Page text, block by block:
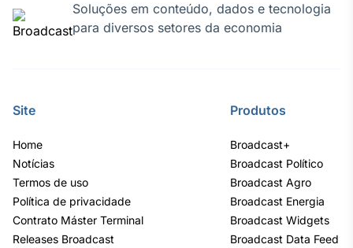
Soluções em conteúdo, dados e tecnologia
para diversos setores da economia
Site
Home
Notícias
Termos de uso
Política de privacidade
Contrato Máster Terminal
Releases Broadcast
Produtos
Broadcast+
Broadcast Político
Broadcast Agro
Broadcast Energia
Broadcast Widgets
Broadcast Data Feed